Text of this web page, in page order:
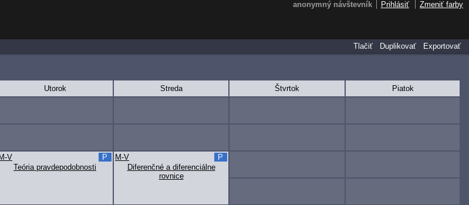
Utorok Streda Štvrtok
Piatok
Teória pravdepodobnosti
M-V
P
Diferenčné a diferenciálne
rovnice
M-V P
Tlačiť
Duplikovať Exportovať
anonymný návštevník Prihlásiť Zmeniť farby